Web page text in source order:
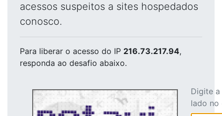
acessos suspeitos a sites hospedados
conosco.
Para liberar o acesso do IP 216.73.217.94,
responda ao desafio abaixo.
Digite
lado no